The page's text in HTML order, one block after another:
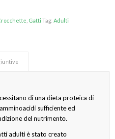
Gatti Tag:Adulti
di una dieta proteica di
sufficiente ed
del nutrimento.
adulti è stato creato